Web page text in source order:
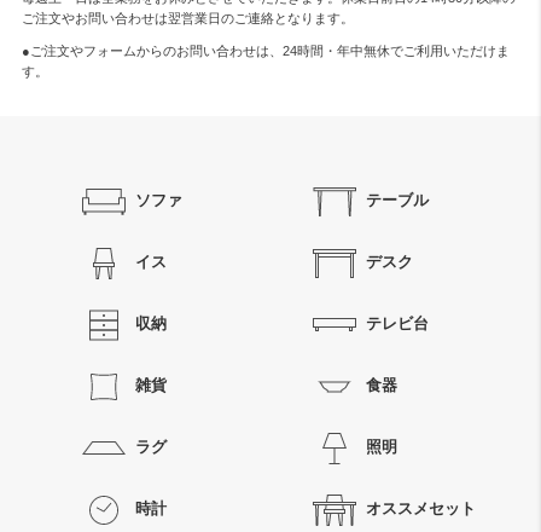
ご注文やお問い合わせは翌営業日のご連絡となります。
●ご注文やフォームからのお問い合わせは、 24時間・年中無休でご利用いただけま
す。
ソファ テーブル
イス デスク
収納 テレビ台
雑貨 食器
ラグ 照明
時計 オススメセット